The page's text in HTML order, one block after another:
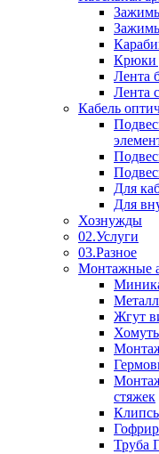
Крюки
Лента
Лента
Кабель
Для
Для
Хознужды
02.Услуги
03.Разное
Монтажные
Жгут
стяжек
Труба